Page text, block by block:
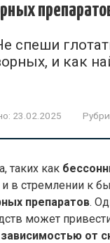
спеши
и как
23.02.2025
таких как
в стремлении к
препаратов.
может
зависимостью от